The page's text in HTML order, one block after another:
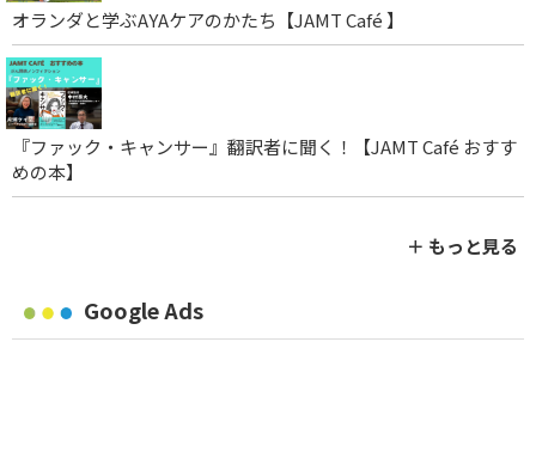
オランダと学ぶAYAケアのかたち【JAMT Café 】
『ファック・キャンサー』翻訳者に聞く！【JAMT Café おすす
めの本】
＋ もっと見る
Google Ads